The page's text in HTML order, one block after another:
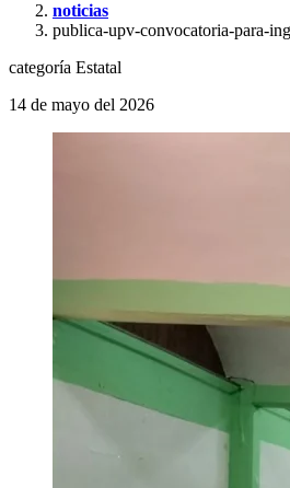
noticias
publica-upv-convocatoria-para-
categoría Estatal
14 de mayo del 2026